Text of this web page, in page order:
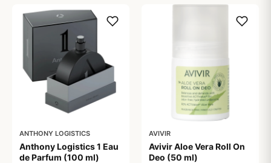
ANTHONY LOGISTICS
Anthony Logistics 1 Eau
de Parfum (100 ml)
AVIVIR
Avivir Aloe Vera Roll On
Deo (50 ml)